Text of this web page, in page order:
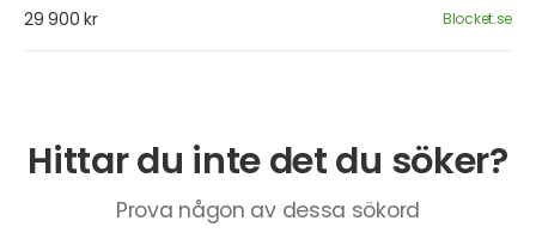
29 900 kr Blocket.se
Hittar du inte det du söker?
Prova någon av dessa sökord